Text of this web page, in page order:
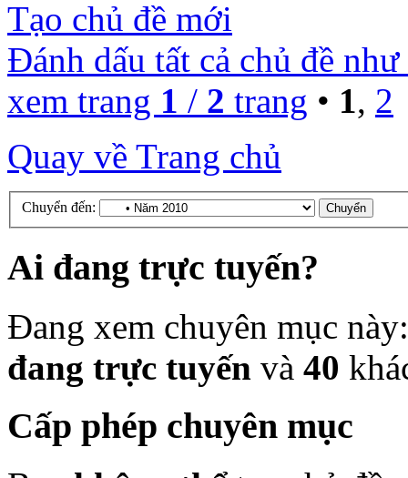
Tạo chủ đề mới
Đánh dấu tất cả chủ đề
xem trang 1 / 2 trang • 1, 2
Quay về Trang chủ
Chuyển đến:
Ai đang trực tuyến?
Đang xem chuyên mục
đang trực tuyến và 40
Cấp phép chuyên mục